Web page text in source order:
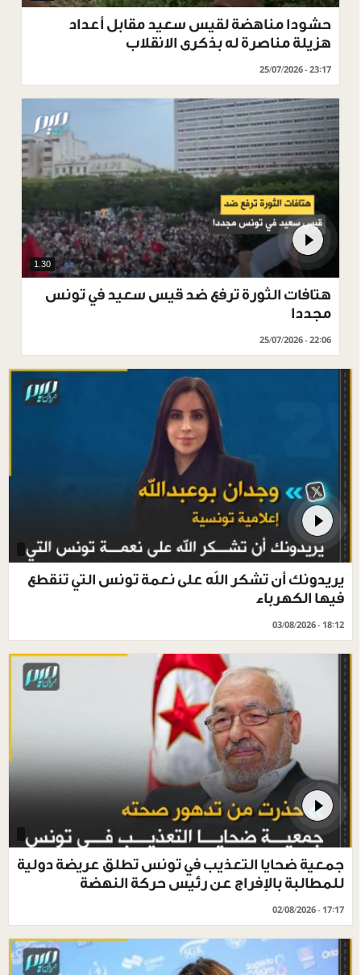
حشودا مناهضة لقيس سعيد مقابل أعداد
هزيلة مناصرة له بذكرى الانقلاب
25/07/2026 - 23:17
1.30
هتافات الثورة ترفع ضد قيس سعيد في تونس
مجددا
25/07/2026 - 22:06
يريدونك أن تشكر الله على نعمة تونس التي تنقطع
فيها الكهرباء
03/08/2026 - 18:12
جمعية ضحايا التعذيب في تونس تطلق عريضة دولية
للمطالبة بالإفراج عن رئيس حركة النهضة
02/08/2026 - 17:17